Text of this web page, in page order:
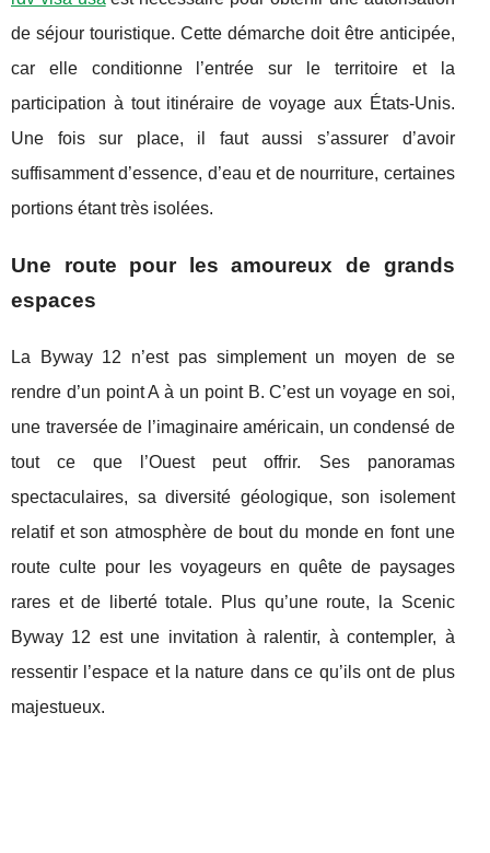
de séjour touristique. Cette démarche doit être anticipée,
car elle conditionne l’entrée sur le territoire et la
participation à tout itinéraire de voyage aux États-Unis.
Une fois sur place, il faut aussi s’assurer d’avoir
suffisamment d’essence, d’eau et de nourriture, certaines
portions étant très isolées.
Une route pour les amoureux de grands
espaces
La Byway 12 n’est pas simplement un moyen de se
rendre d’un point A à un point B. C’est un voyage en soi,
une traversée de l’imaginaire américain, un condensé de
tout ce que l’Ouest peut offrir. Ses panoramas
spectaculaires, sa diversité géologique, son isolement
relatif et son atmosphère de bout du monde en font une
route culte pour les voyageurs en quête de paysages
rares et de liberté totale. Plus qu’une route, la Scenic
Byway 12 est une invitation à ralentir, à contempler, à
ressentir l’espace et la nature dans ce qu’ils ont de plus
majestueux.